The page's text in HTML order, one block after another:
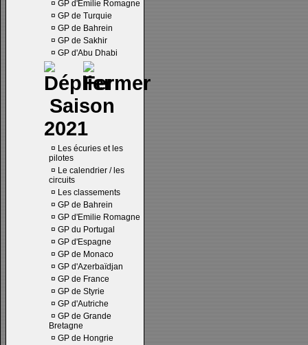
¤ GP d'Emilie Romagne
¤ GP de Turquie
¤ GP de Bahrein
¤ GP de Sakhir
¤ GP d'Abu Dhabi
Saison
2021
¤ Les écuries et les
pilotes
¤ Le calendrier / les
circuits
¤ Les classements
¤ GP de Bahrein
¤ GP d'Emilie Romagne
¤ GP du Portugal
¤ GP d'Espagne
¤ GP de Monaco
¤ GP d'Azerbaïdjan
¤ GP de France
¤ GP de Styrie
¤ GP d'Autriche
¤ GP de Grande
Bretagne
¤ GP de Hongrie